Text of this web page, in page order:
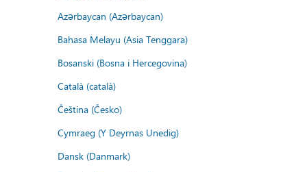
Azərbaycan (Azərbaycan)
Bahasa Melayu (Asia Tenggara)
Bosanski (Bosna i Hercegovina)
Català (català)
Čeština (Česko)
Cymraeg (Y Deyrnas Unedig)
Dansk (Danmark)